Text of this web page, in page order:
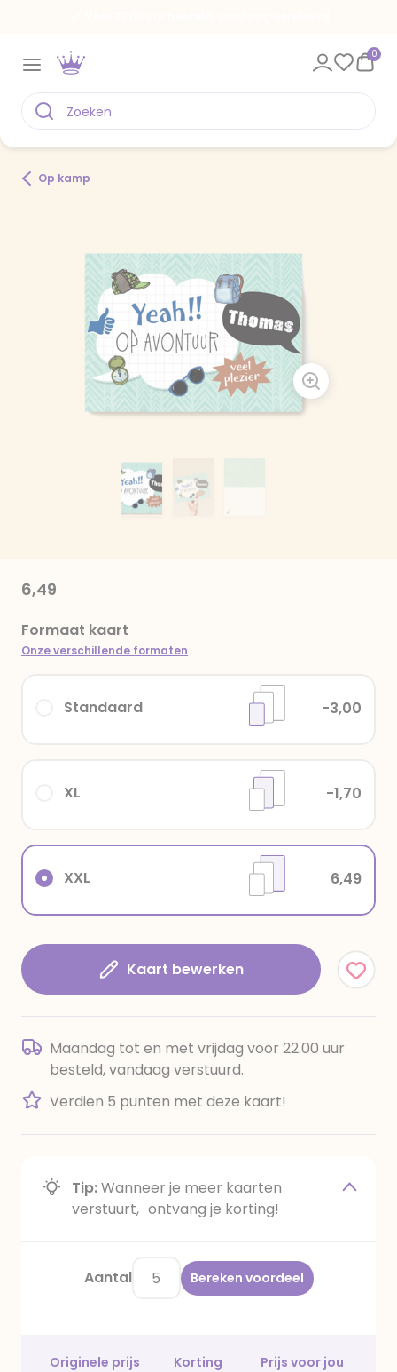
0
Op kamp
6,49
Formaat kaart
Onze verschillende formaten
XXL 6,49
XL -1,70
Standaard -3,00
Kaart bewerken
Maandag tot en met vrijdag voor 22.00 uur
besteld, vandaag verstuurd.
Verdien 5 punten met deze kaart!
Tip:Wanneer je meer kaarten
verstuurt, ontvang je korting!
Aantal Bereken voordeel
Originele prijs Korting
Prijs voor jou